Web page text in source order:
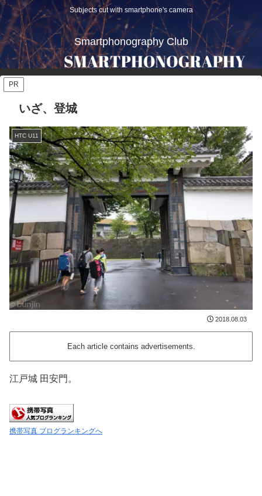
Subjects cut with smartphone's camera
Smartphonography Club
PR
いざ、登城
HTC U11
2018.08.03
Each article contains advertisements.
江戸城 田安門。
携帯写真 ブログランキングへ